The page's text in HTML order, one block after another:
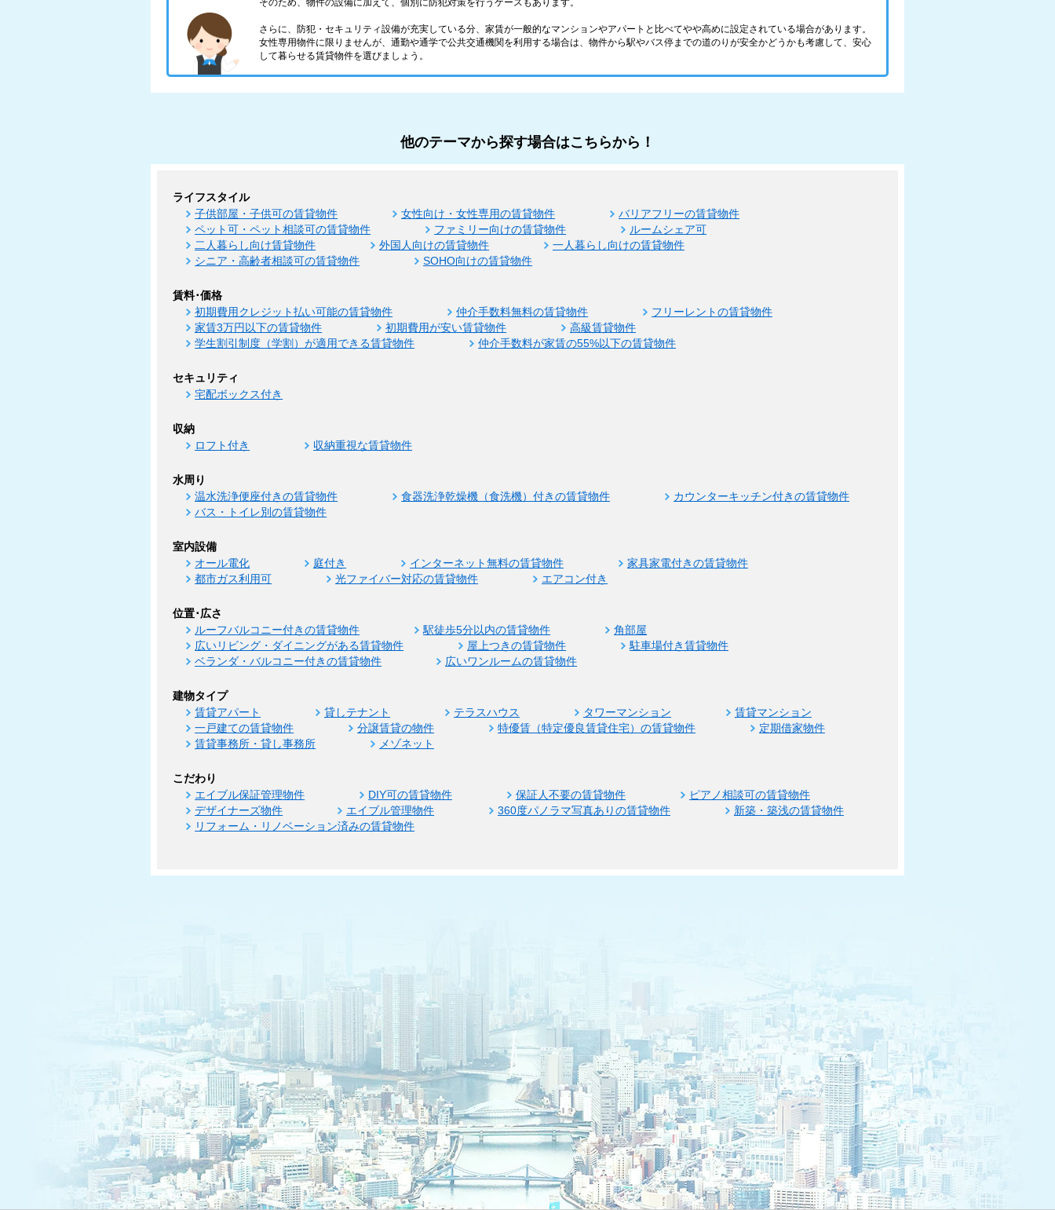
そのため、物件の設備に加えて、個別に防犯対策を行うケースもあります。
さらに、防犯・セキュリティ設備が充実している分、家賃が一般的なマンションやアパートと比べてやや高めに設定されている場合があります。
女性専用物件に限りませんが、通勤や通学で公共交通機関を利用する場合は、物件から駅やバス停までの道のりが安全かどうかも考慮して、安心
して暮らせる賃貸物件を選びましょう。
他のテーマから探す場合はこちらから！
ライフスタイル
子供部屋・子供可の賃貸物件 女性向け・女性専用の賃貸物件
バリアフリーの賃貸物件
ペット可・ペット相談可の賃貸物件
ファミリー向けの賃貸物件
ルームシェア可
二人暮らし向け賃貸物件
外国人向けの賃貸物件
一人暮らし向けの賃貸物件
シニア・高齢者相談可の賃貸物件
SOHO向けの賃貸物件
賃料･価格
初期費用クレジット払い可能の賃貸物件 仲介手数料無料の賃貸物件
フリーレントの賃貸物件
家賃3万円以下の賃貸物件
初期費用が安い賃貸物件
高級賃貸物件
学生割引制度（学割）が適用できる賃貸物件
仲介手数料が家賃の55%以下の賃貸物件
セキュリティ
宅配ボックス付き
収納
ロフト付き 収納重視な賃貸物件
水周り
温水洗浄便座付きの賃貸物件 食器洗浄乾燥機（食洗機）付きの賃貸物件
カウンターキッチン付きの賃貸物件
バス・トイレ別の賃貸物件
室内設備
オール電化 庭付き インターネット無料の賃貸物件
家具家電付きの賃貸物件
都市ガス利用可
光ファイバー対応の賃貸物件 エアコン付き
位置･広さ
ルーフバルコニー付きの賃貸物件 駅徒歩5分以内の賃貸物件
角部屋
広いリビング・ダイニングがある賃貸物件
屋上つきの賃貸物件
駐車場付き賃貸物件
ベランダ・バルコニー付きの賃貸物件
広いワンルームの賃貸物件
建物タイプ
賃貸アパート 貸しテナント テラスハウス タワーマンション
賃貸マンション
一戸建ての賃貸物件
分譲賃貸の物件 特優賃（特定優良賃貸住宅）の賃貸物件
定期借家物件
賃貸事務所・貸し事務所
メゾネット
こだわり
エイブル保証管理物件 DIY可の賃貸物件 保証人不要の賃貸物件
ピアノ相談可の賃貸物件
デザイナーズ物件
エイブル管理物件 360度パノラマ写真ありの賃貸物件
新築・築浅の賃貸物件
リフォーム・リノベーション済みの賃貸物件